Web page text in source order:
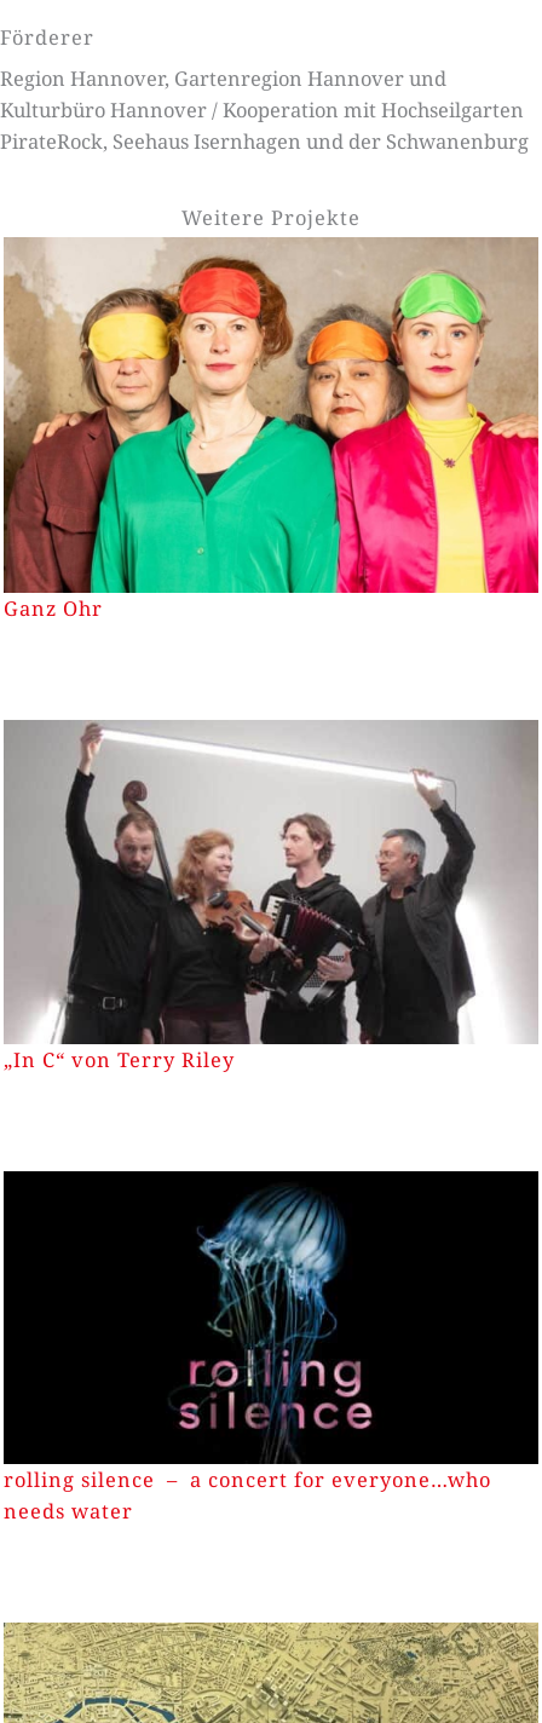
Förderer
Region Hannover, Gartenregion Hannover und
Kulturbüro Hannover / Kooperation mit Hochseilgarten
PirateRock, Seehaus Isernhagen und der Schwanenburg
Weitere Projekte
Ganz Ohr
„In C“ von Terry Riley
rolling silence – a concert for everyone…who
needs water